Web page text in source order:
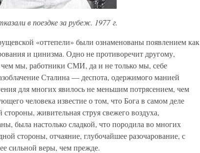
в поездке за рубеж. 1977 г.
«оттепели» были ознаменованы появлением как
и цинизма. Одно не противоречит другому,
мы, работники СМИ, да и не только мы, себе
Сталина — деспота, одержимого манией
для многих явилось не меньшим потрясением, чем
человека известие о том, что Бога в самом деле
живительная струя свежего воздуха,
была настолько сладкой, что породила во многих
стороны, отчаяние, глубочайшее разочарование, с
сильной веры, чем прежде.